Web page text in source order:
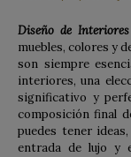
Diseño de Interiores
muebles, colores y
son siempre
interiores, una
significativo y
composición final
puedes tener
entrada de lujo y